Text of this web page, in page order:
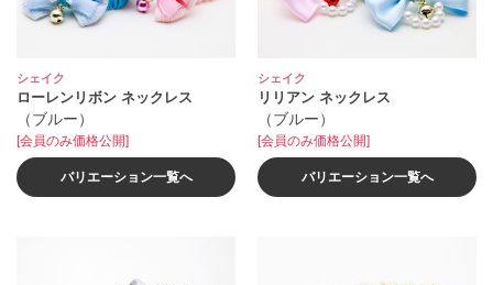
シェイク
ローレンリボン ネックレス
（ブルー）
[会員のみ価格公開]
バリエーション一覧へ
シェイク
リリアン ネックレス
（ブルー）
[会員のみ価格公開]
バリエーション一覧へ